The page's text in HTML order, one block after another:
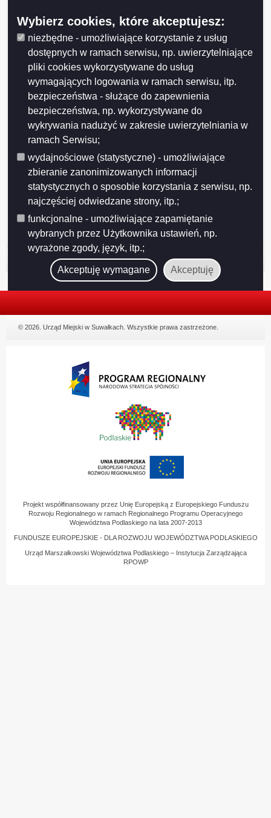
Wybierz cookies, które akceptujesz:
niezbędne - umożliwiające korzystanie z usług
dostępnych w ramach serwisu, np. uwierzytelniające
pliki cookies wykorzystywane do usług
wymagających logowania w ramach serwisu, itp.
bezpieczeństwa - służące do zapewnienia
bezpieczeństwa, np. wykorzystywane do
wykrywania nadużyć w zakresie uwierzytelniania w
ramach Serwisu;
wydajnościowe (statystyczne) - umożliwiające
zbieranie zanonimizowanych informacji
statystycznych o sposobie korzystania z serwisu, np.
najczęściej odwiedzane strony, itp.;
funkcjonalne - umożliwiające zapamiętanie
wybranych przez Użytkownika ustawień, np.
wyrażone zgody, język, itp.;
Akceptuję wymagane Akceptuję
Wytwarzający/odpowiadający:Prezydent Miasta Suwałk
Data wytworzenia:2021-11-30
Wprowadzający:Radosław Jabłoński
Data modyfikacji:2021-11-30
Opublikował:Radosław Jabłoński
Data publikacji:
2021-11-30
Drukuj do PDF
Drukuj
Historia strony
© 2026. Urząd Miejski w Suwałkach. Wszystkie prawa zastrzeżone.
Projekt współfinansowany przez Unię Europejską z Europejskiego Funduszu
Rozwoju Regionalnego w ramach Regionalnego Programu Operacyjnego
Województwa Podlaskiego na lata 2007-2013
FUNDUSZE EUROPEJSKIE - DLA ROZWOJU WOJEWÓDZTWA PODLASKIEGO
Urząd Marszałkowski Województwa Podlaskiego – Instytucja Zarządzająca
RPOWP